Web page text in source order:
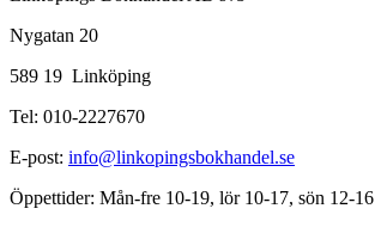
Nygatan 20
589 19 Linköping
Tel: 010-2227670
E-post: info@linkopingsbokhandel.se
Öppettider: Mån-fre 10-19, lör 10-17, sön 12-16